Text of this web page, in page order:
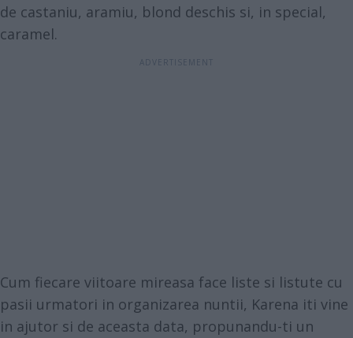
de castaniu, aramiu, blond deschis si, in special,
caramel.
Cum fiecare viitoare mireasa face liste si listute cu
pasii urmatori in organizarea nuntii, Karena iti vine
in ajutor si de aceasta data, propunandu-ti un